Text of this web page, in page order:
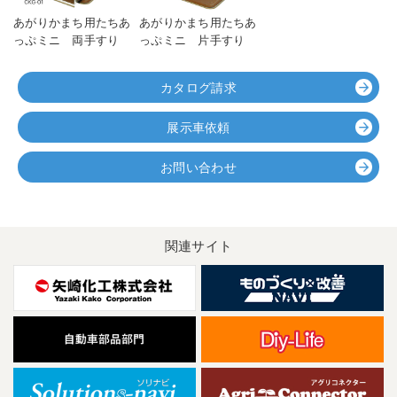
あがりかまち用たちあ
っぷミニ 両手すり
あがりかまち用たちあ
っぷミニ 片手すり
カタログ請求
展示車依頼
お問い合わせ
関連サイト